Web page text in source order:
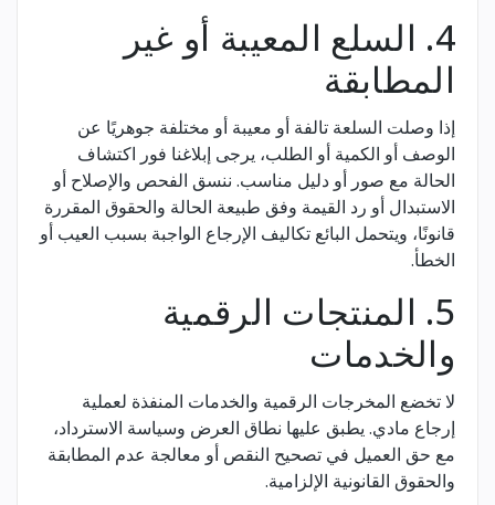
4. السلع المعيبة أو غير
المطابقة
إذا وصلت السلعة تالفة أو معيبة أو مختلفة جوهريًا عن
الوصف أو الكمية أو الطلب، يرجى إبلاغنا فور اكتشاف
الحالة مع صور أو دليل مناسب. ننسق الفحص والإصلاح أو
الاستبدال أو رد القيمة وفق طبيعة الحالة والحقوق المقررة
قانونًا، ويتحمل البائع تكاليف الإرجاع الواجبة بسبب العيب أو
الخطأ.
5. المنتجات الرقمية
والخدمات
لا تخضع المخرجات الرقمية والخدمات المنفذة لعملية
إرجاع مادي. يطبق عليها نطاق العرض وسياسة الاسترداد،
مع حق العميل في تصحيح النقص أو معالجة عدم المطابقة
والحقوق القانونية الإلزامية.